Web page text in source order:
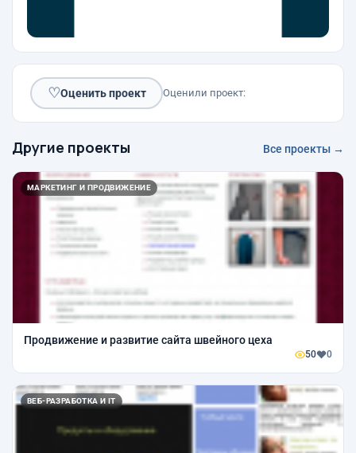
♡Оценить проект Оценили проект:
Другие проекты Все проекты →
МАРКЕТИНГ И ПРОДВИЖЕНИЕ
Продвижение и развитие сайта швейного цеха
50 0
ВЕБ-РАЗРАБОТКА И IT